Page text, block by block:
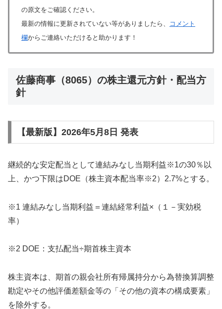
の原文をご確認ください。
最新の情報に更新されていない等がありましたら、
コメント
欄からご連絡いただけると助かります！
佐藤商事（8065）の株主還元方針・配当方
針
【最新版】2026年5月8日 発表
継続的な安定配当として連結みなし当期利益※1の30％以
上、かつ下限はDOE（株主資本配当率※2）2.7%とする。
※1 連結みなし当期利益＝連結経常利益×（１－実効税
率）
※2 DOE：支払配当÷期首株主資本
株主資本は、期首の親会社所有帰属持分から為替換算調整
勘定やその他評価差額金等の「その他の資本の構成要素」
を除外する。